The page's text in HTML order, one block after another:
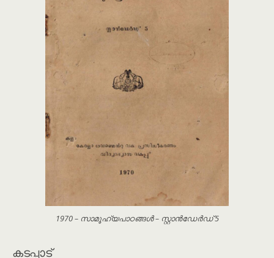
1970 – സാമൂഹ്യപാഠങ്ങൾ – സ്റ്റാൻഡേർഡ് 5
കടപ്പാട്